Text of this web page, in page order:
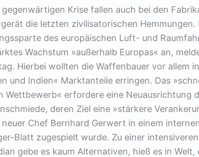
gegenwärtigen Krise fallen auch bei den
die letzten zivilisatorischen Hemmungen.
des europäischen Luft- und
Wachstum »außerhalb Europas« an,
Hierbei wollten die Waffenbauer vor allem
und Indien« Marktanteile erringen. Das
Wettbewerb« erfordere eine Neuausrichtung
deren Ziel eine »stärkere
neuer Chef Bernhard Gerwert in einem
Blatt zugespielt wurde. Zu einer
gebe es kaum Alternativen, hieß es in Welt,